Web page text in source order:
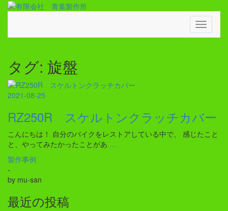
Skip
Toggle
タグ: 旋盤
2021-08-25
RZ250R スケルトンクラッチカバー
こんにちは！ 自分のバイクをレストアしている中で、 感じたこと
と、やってみたかったことがあ …
製作事例
-
by mu-san
最近の投稿